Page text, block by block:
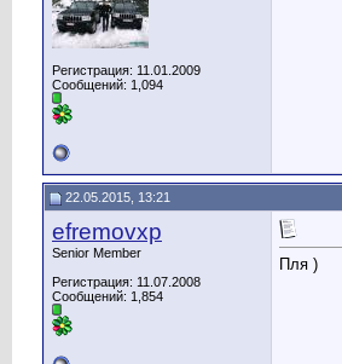
Регистрация: 11.01.2009
Сообщений: 1,094
22.05.2015, 13:21
efremovxp
Senior Member
Регистрация: 11.07.2008
Сообщений: 1,854
Пля )